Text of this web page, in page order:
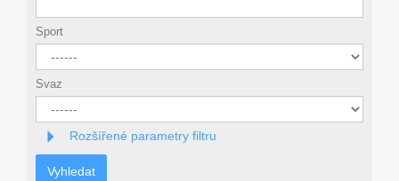
Sport
Svaz
Rozšířené parametry filtru
Vyhledat